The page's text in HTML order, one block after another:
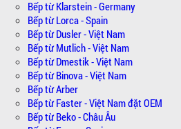
Bếp từ Klarstein - Germany
Bếp từ Lorca - Spain
Bếp từ Dusler - Việt Nam
Bếp từ Mutlich - Việt Nam
Bếp từ Dmestik - Việt Nam
Bếp từ Binova - Việt Nam
Bếp từ Arber
Bếp từ Faster - Việt Nam đặt OEM
Bếp từ Beko - Châu Âu